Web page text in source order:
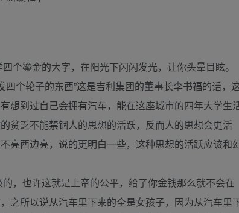
鎏金的大字，在阳光下闪闪发光，让你头晕目眩。
个轮子的东西”这是吉利集团的董事长李书福的话，
想到过自己会拥有汽车，能在这座城市的四年大学生
贫乏不能禁锢人的思想的活跃，反而人的思想会更活
亮西边亮，说的更明白一些，这种思想的活跃应该和
，也许这就是上帝的公平，给了你金钱那么就不会在
之所以说从汽车里下来的全是女孩子，因为从汽车里